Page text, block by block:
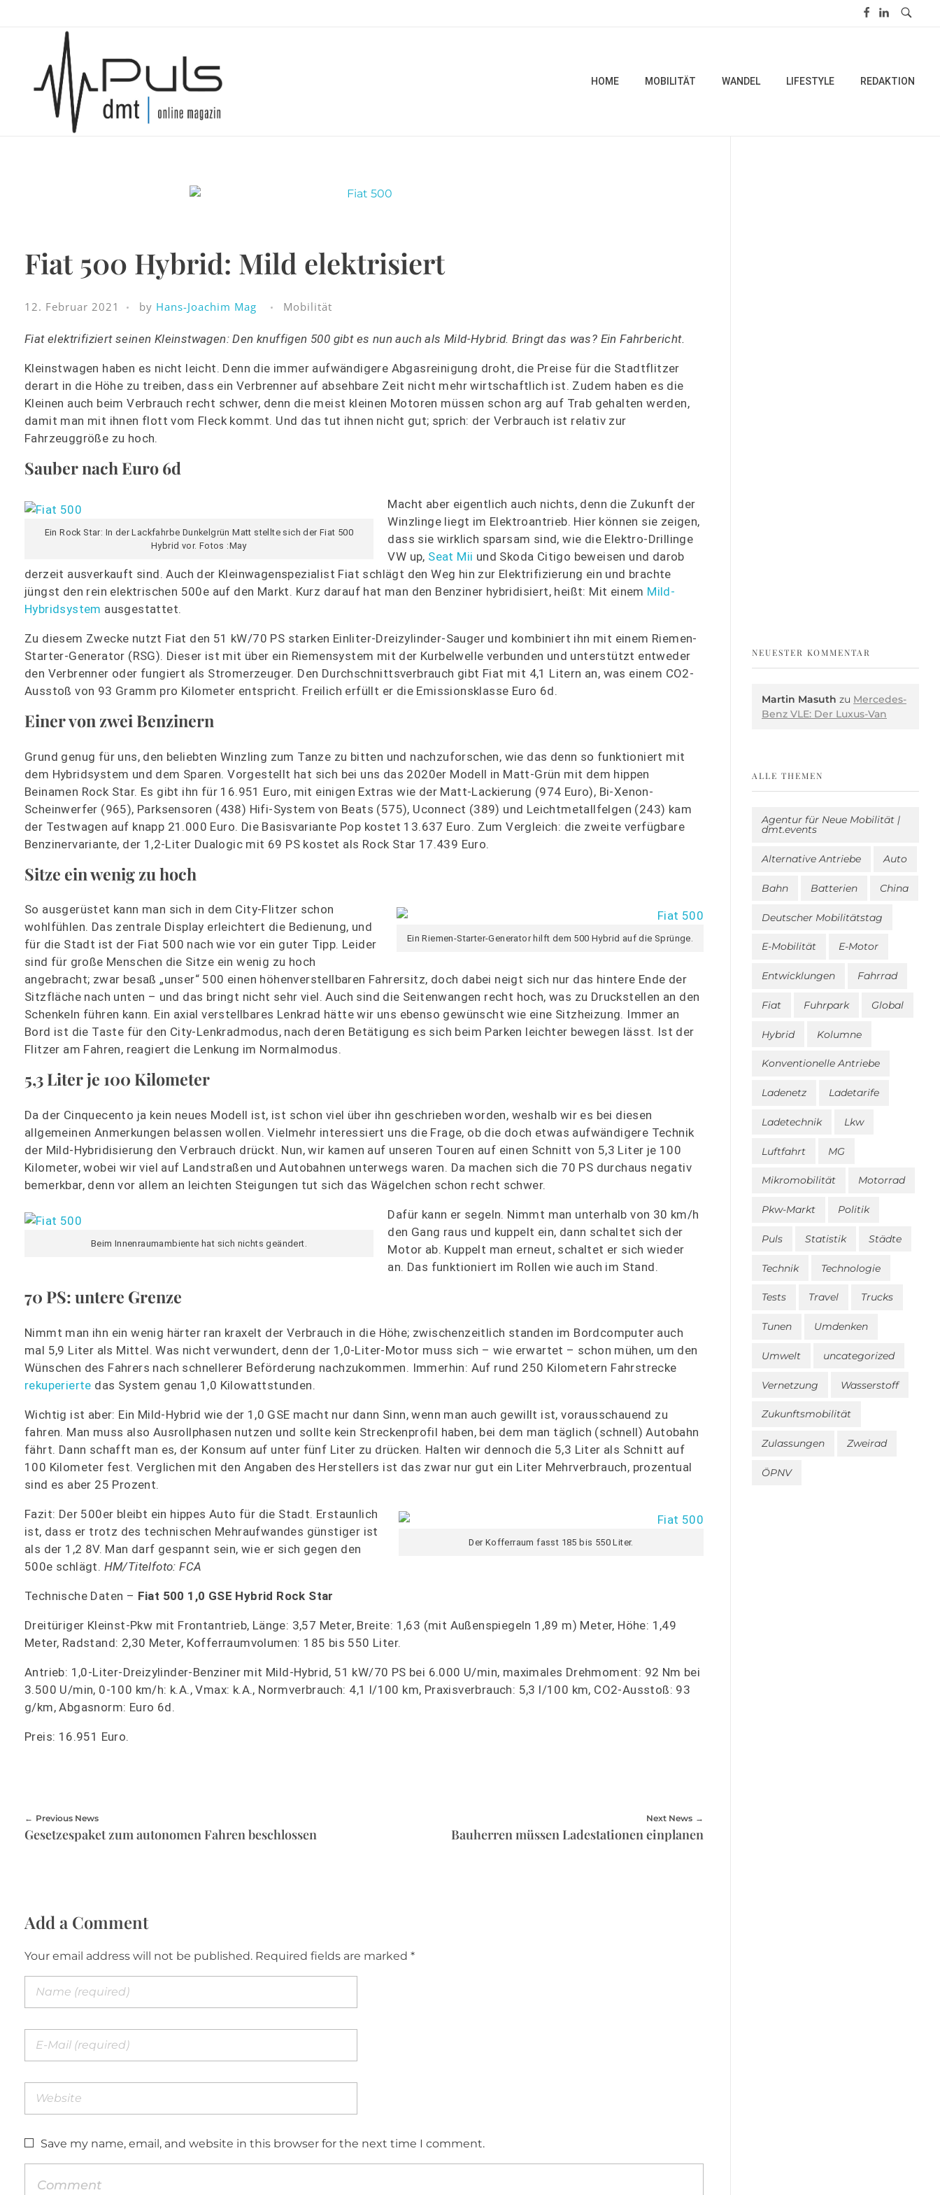
HOME MOBILITÄT WANDEL LIFESTYLE REDAKTION
Fiat 500 Hybrid: Mild elektrisiert
12. Februar 2021 by Hans-Joachim Mag Mobilität
Fiat elektrifiziert seinen Kleinstwagen: Den knuffigen 500 gibt es nun auch als Mild-Hybrid. Bringt das was? Ein Fahrbericht.
Kleinstwagen haben es nicht leicht. Denn die immer aufwändigere Abgasreinigung droht, die Preise für die Stadtflitzer
derart in die Höhe zu treiben, dass ein Verbrenner auf absehbare Zeit nicht mehr wirtschaftlich ist. Zudem haben es die
Kleinen auch beim Verbrauch recht schwer, denn die meist kleinen Motoren müssen schon arg auf Trab gehalten werden,
damit man mit ihnen flott vom Fleck kommt. Und das tut ihnen nicht gut; sprich: der Verbrauch ist relativ zur
Fahrzeuggröße zu hoch.
Sauber nach Euro 6d
Ein Rock Star: In der Lackfahrbe Dunkelgrün Matt stellte sich der Fiat 500
Hybrid vor. Fotos :May
Macht aber eigentlich auch nichts, denn die Zukunft der
Winzlinge liegt im Elektroantrieb. Hier können sie zeigen,
dass sie wirklich sparsam sind, wie die Elektro-Drillinge
VW up, Seat Mii und Skoda Citigo beweisen und darob
derzeit ausverkauft sind. Auch der Kleinwagenspezialist Fiat schlägt den Weg hin zur Elektrifizierung ein und brachte
jüngst den rein elektrischen 500e auf den Markt. Kurz darauf hat man den Benziner hybridisiert, heißt: Mit einem Mild-
Hybridsystem ausgestattet.
Zu diesem Zwecke nutzt Fiat den 51 kW/70 PS starken Einliter-Dreizylinder-Sauger und kombiniert ihn mit einem Riemen-
Starter-Generator (RSG). Dieser ist mit über ein Riemensystem mit der Kurbelwelle verbunden und unterstützt entweder
den Verbrenner oder fungiert als Stromerzeuger. Den Durchschnittsverbrauch gibt Fiat mit 4,1 Litern an, was einem CO2-
Ausstoß von 93 Gramm pro Kilometer entspricht. Freilich erfüllt er die Emissionsklasse Euro 6d.
Einer von zwei Benzinern
Grund genug für uns, den beliebten Winzling zum Tanze zu bitten und nachzuforschen, wie das denn so funktioniert mit
dem Hybridsystem und dem Sparen. Vorgestellt hat sich bei uns das 2020er Modell in Matt-Grün mit dem hippen
Beinamen Rock Star. Es gibt ihn für 16.951 Euro, mit einigen Extras wie der Matt-Lackierung (974 Euro), Bi-Xenon-
Scheinwerfer (965), Parksensoren (438) Hifi-System von Beats (575), Uconnect (389) und Leichtmetallfelgen (243) kam
der Testwagen auf knapp 21.000 Euro. Die Basisvariante Pop kostet 13.637 Euro. Zum Vergleich: die zweite verfügbare
Benzinervariante, der 1,2-Liter Dualogic mit 69 PS kostet als Rock Star 17.439 Euro.
Sitze ein wenig zu hoch
Ein Riemen-Starter-Generator hilft dem 500 Hybrid auf die Sprünge.
So ausgerüstet kann man sich in dem City-Flitzer schon
wohlfühlen. Das zentrale Display erleichtert die Bedienung, und
für die Stadt ist der Fiat 500 nach wie vor ein guter Tipp. Leider
sind für große Menschen die Sitze ein wenig zu hoch
angebracht; zwar besaß „unser“ 500 einen höhenverstellbaren Fahrersitz, doch dabei neigt sich nur das hintere Ende der
Sitzfläche nach unten – und das bringt nicht sehr viel. Auch sind die Seitenwangen recht hoch, was zu Druckstellen an den
Schenkeln führen kann. Ein axial verstellbares Lenkrad hätte wir uns ebenso gewünscht wie eine Sitzheizung. Immer an
Bord ist die Taste für den City-Lenkradmodus, nach deren Betätigung es sich beim Parken leichter bewegen lässt. Ist der
Flitzer am Fahren, reagiert die Lenkung im Normalmodus.
5,3 Liter je 100 Kilometer
Da der Cinquecento ja kein neues Modell ist, ist schon viel über ihn geschrieben worden, weshalb wir es bei diesen
allgemeinen Anmerkungen belassen wollen. Vielmehr interessiert uns die Frage, ob die doch etwas aufwändigere Technik
der Mild-Hybridisierung den Verbrauch drückt. Nun, wir kamen auf unseren Touren auf einen Schnitt von 5,3 Liter je 100
Kilometer, wobei wir viel auf Landstraßen und Autobahnen unterwegs waren. Da machen sich die 70 PS durchaus negativ
bemerkbar, denn vor allem an leichten Steigungen tut sich das Wägelchen schon recht schwer.
Beim Innenraumambiente hat sich nichts geändert.
Dafür kann er segeln. Nimmt man unterhalb von 30 km/h
den Gang raus und kuppelt ein, dann schaltet sich der
Motor ab. Kuppelt man erneut, schaltet er sich wieder
an. Das funktioniert im Rollen wie auch im Stand.
70 PS: untere Grenze
Nimmt man ihn ein wenig härter ran kraxelt der Verbrauch in die Höhe; zwischenzeitlich standen im Bordcomputer auch
mal 5,9 Liter als Mittel. Was nicht verwundert, denn der 1,0-Liter-Motor muss sich – wie erwartet – schon mühen, um den
Wünschen des Fahrers nach schnellerer Beförderung nachzukommen. Immerhin: Auf rund 250 Kilometern Fahrstrecke
rekuperierte das System genau 1,0 Kilowattstunden.
Wichtig ist aber: Ein Mild-Hybrid wie der 1,0 GSE macht nur dann Sinn, wenn man auch gewillt ist, vorausschauend zu
fahren. Man muss also Ausrollphasen nutzen und sollte kein Streckenprofil haben, bei dem man täglich (schnell) Autobahn
fährt. Dann schafft man es, der Konsum auf unter fünf Liter zu drücken. Halten wir dennoch die 5,3 Liter als Schnitt auf
100 Kilometer fest. Verglichen mit den Angaben des Herstellers ist das zwar nur gut ein Liter Mehrverbrauch, prozentual
sind es aber 25 Prozent.
Der Kofferraum fasst 185 bis 550 Liter.
Fazit: Der 500er bleibt ein hippes Auto für die Stadt. Erstaunlich
ist, dass er trotz des technischen Mehraufwandes günstiger ist
als der 1,2 8V. Man darf gespannt sein, wie er sich gegen den
500e schlägt. HM/Titelfoto: FCA
Technische Daten – Fiat 500 1,0 GSE Hybrid Rock Star
Dreitüriger Kleinst-Pkw mit Frontantrieb, Länge: 3,57 Meter, Breite: 1,63 (mit Außenspiegeln 1,89 m) Meter, Höhe: 1,49
Meter, Radstand: 2,30 Meter, Kofferraumvolumen: 185 bis 550 Liter.
Antrieb: 1,0-Liter-Dreizylinder-Benziner mit Mild-Hybrid, 51 kW/70 PS bei 6.000 U/min, maximales Drehmoment: 92 Nm bei
3.500 U/min, 0-100 km/h: k.A., Vmax: k.A., Normverbrauch: 4,1 l/100 km, Praxisverbrauch: 5,3 l/100 km, CO2-Ausstoß: 93
g/km, Abgasnorm: Euro 6d.
Preis: 16.951 Euro.
Previous News
Gesetzespaket zum autonomen Fahren beschlossen
Next News
Bauherren müssen Ladestationen einplanen
Add a Comment
Your email address will not be published. Required fields are marked *
Save my name, email, and website in this browser for the next time I comment.
NEUESTER KOMMENTAR
Martin Masuth zu Mercedes-
Benz VLE: Der Luxus-Van
ALLE THEMEN
Agentur für Neue Mobilität |
dmt.events
Alternative Antriebe Auto
Bahn Batterien China
Deutscher Mobilitätstag
E-Mobilität E-Motor
Entwicklungen Fahrrad
Fiat Fuhrpark Global
Hybrid Kolumne
Konventionelle Antriebe
Ladenetz Ladetarife
Ladetechnik Lkw
Luftfahrt MG
Mikromobilität Motorrad
Pkw-Markt Politik
Puls Statistik Städte
Technik Technologie
Tests Travel Trucks
Tunen Umdenken
Umwelt uncategorized
Vernetzung Wasserstoff
Zukunftsmobilität
Zulassungen Zweirad
ÖPNV